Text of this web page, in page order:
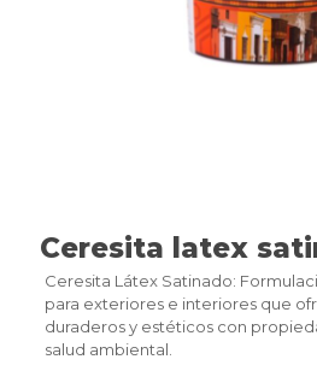
Ceresita latex
Ceresita Látex Satinado:
para exteriores e interiores que
duraderos y estéticos con
salud ambiental.